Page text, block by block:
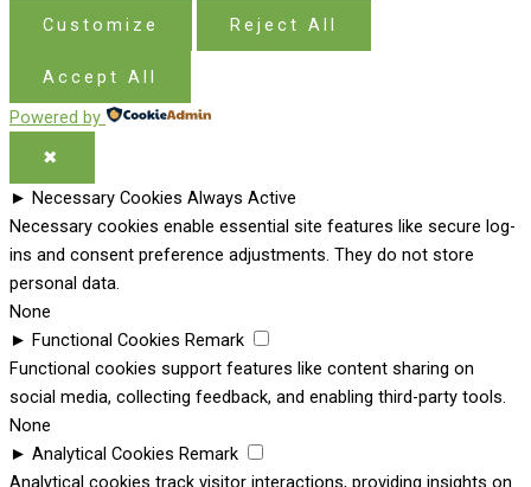
Customize Reject All
Accept All
Powered by
✖
► Necessary Cookies Always Active
Necessary cookies enable essential site features like secure log-
ins and consent preference adjustments. They do not store
personal data.
None
► Functional Cookies Remark
Functional cookies support features like content sharing on
social media, collecting feedback, and enabling third-party tools.
None
► Analytical Cookies Remark
Analytical cookies track visitor interactions, providing insights on